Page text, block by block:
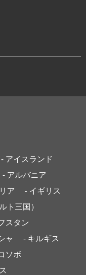
- アイスランド
- アルバニア
ア
- イギリス
ト三国）
スタン
ャ
- キルギス
ソボ